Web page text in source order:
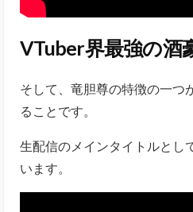
VTuber界最強の酒
そして、竜胆尊の特徴の一つ
ることです。
生配信のメインタイトルとし
います。